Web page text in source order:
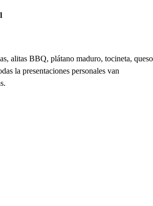
alitas BBQ, plátano maduro, tocineta, queso
la presentaciones personales van